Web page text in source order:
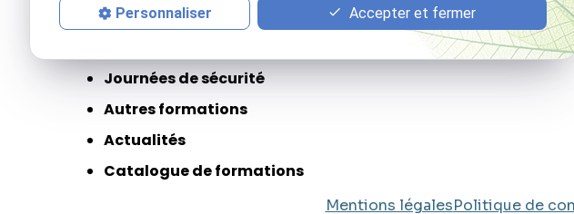
Qui sommes nous
Journées de sécurité
Autres formations
Actualités
Catalogue de formations
Mentions légalesPolitique de
Personnaliser Accepter et fermer